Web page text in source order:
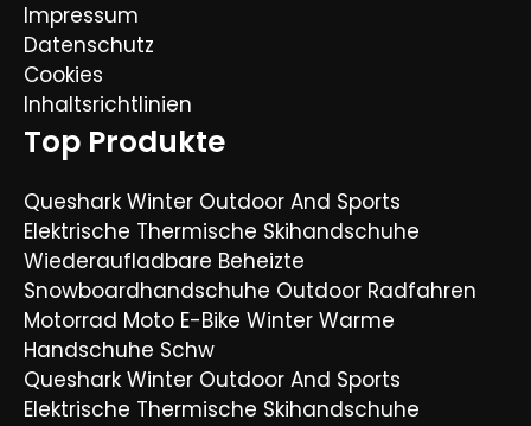
Impressum
Datenschutz
Cookies
Inhaltsrichtlinien
Top Produkte
Queshark Winter Outdoor And Sports
Elektrische Thermische Skihandschuhe
Wiederaufladbare Beheizte
Snowboardhandschuhe Outdoor Radfahren
Motorrad Moto E-Bike Winter Warme
Handschuhe Schw
Queshark Winter Outdoor And Sports
Elektrische Thermische Skihandschuhe